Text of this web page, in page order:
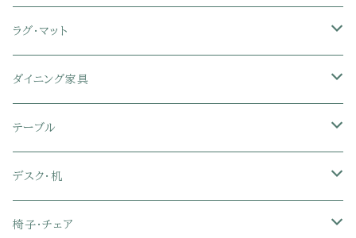
スツール・オットマン
クッションソファ
革・レザー・合皮ソファ
布張り・ファブリックソファ
ソファカバー
スチールラック・メタルラック
衣装ケース・壁面収納・ワードローブ
キャビネット・サイドボード
ランドリー・トイレ収納
玄関収納
コーナーテレビ台
伸縮テレビ台
テレビスタンド
サイドチェスト
幅90cm以下テレビ台
キッチンワゴン
キッチンカウンター
キッチンラック・冷蔵庫ラック
隙間収納
キッチンマット
セミシングル
シングル
収納付きベッド
セミシングル
シングル
パネルベッド
セミシングル
シングル
すのこベッド
セミシングル
シングル
脚付きマットレス
セミシングル
パイプベッド
掛け布団
敷き布団
布団セット
枕
タオルケット・ガーゼケット
ラグ・マット
ラグ・カーペット
玄関マット
キッチンマット
フローリングマット
ダイニング家具
ダイニングテーブル
ダイニングチェア・ベンチ
ダイニングテーブルセット
テーブル
サイドテーブル
ウッドテーブル
デスク・机
パソコン・オフィスデスク
椅子・チェア